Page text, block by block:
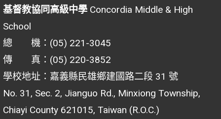
基督教協同高級中學 Concordia Middle & High
School
總 機：(05) 221-3045
傳 真：(05) 220-3852
學校地址：嘉義縣民雄鄉建國路二段 31 號
No. 31, Sec. 2, Jianguo Rd., Minxiong Township,
Chiayi County 621015, Taiwan (R.O.C.)